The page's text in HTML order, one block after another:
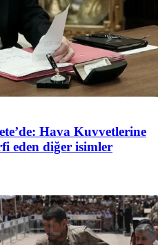
Hava Kuvvetlerine
eden diğer isimler